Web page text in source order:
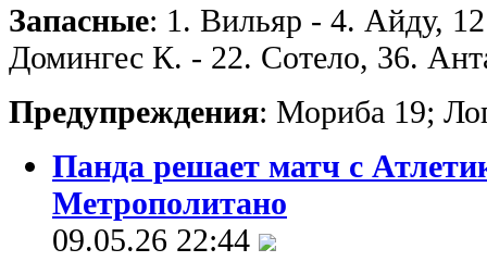
Запасные: 1. Вильяр - 4. Айду,
Домингес К. - 22. Сотело, 36.
Предупреждения: Мориба 19;
Панда решает матч с
Метрополитано
09.05.26 22:44